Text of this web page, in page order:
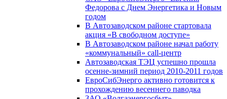
Федорова с Днем Энергетика и Новым
годом
В Автозаводском районе стартовала
акция «В свободном доступе»
В Автозаводском районе начал работу
«коммунальный» call-центр
Автозаводская ТЭЦ успешно прошла
осенне-зимний период 2010-2011 годов
ЕвроСибЭнерго активно готовится к
прохождению весеннего паводка